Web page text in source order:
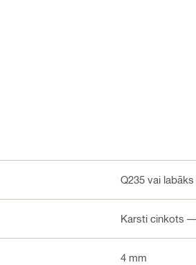
Q235 vai
Karsti cinkots
4 mm